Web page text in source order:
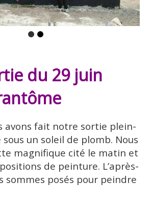
du 29 juin
avons fait notre sortie plein-
un soleil de plomb. Nous
magnifique cité le matin et
de peinture. L’après-
sommes posés pour peindre